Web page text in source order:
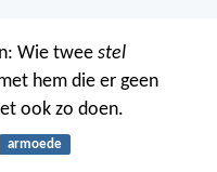
Wie twee stel
hem die er geen
ook zo doen.
armoede